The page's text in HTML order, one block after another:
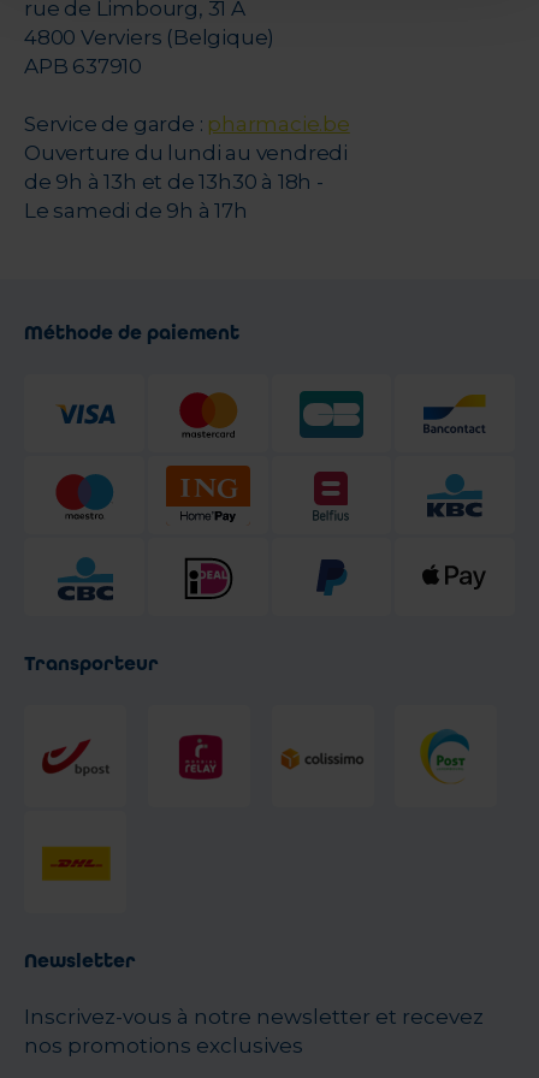
rue de Limbourg, 31 A
4800 Verviers (Belgique)
APB 637910
Service de garde : pharmacie.be
Ouverture du lundi au vendredi
de 9h à 13h et de 13h30 à 18h -
Le samedi de 9h à 17h
Méthode de paiement
Transporteur
Newsletter
Inscrivez-vous à notre newsletter et recevez
nos promotions exclusives